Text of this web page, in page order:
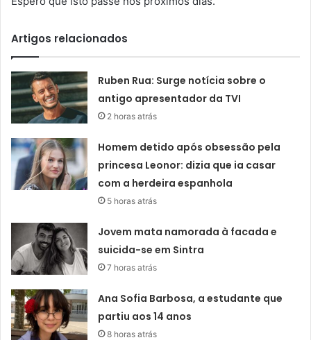
Artigos relacionados
Ruben Rua: Surge notícia sobre o
antigo apresentador da TVI
2 horas atrás
Homem detido após obsessão pela
princesa Leonor: dizia que ia casar
com a herdeira espanhola
5 horas atrás
Jovem mata namorada à facada e
suicida-se em Sintra
7 horas atrás
Ana Sofia Barbosa, a estudante que
partiu aos 14 anos
8 horas atrás